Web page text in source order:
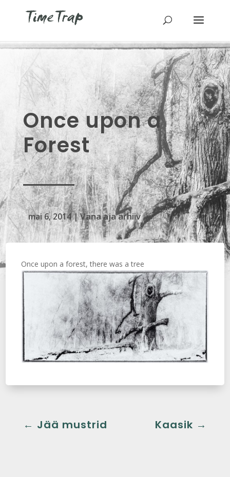
Once upon a
Forest
mai 6, 2014|Vana aja arhiiv
Once upon a forest, there was a tree
← Jää mustrid Kaasik →